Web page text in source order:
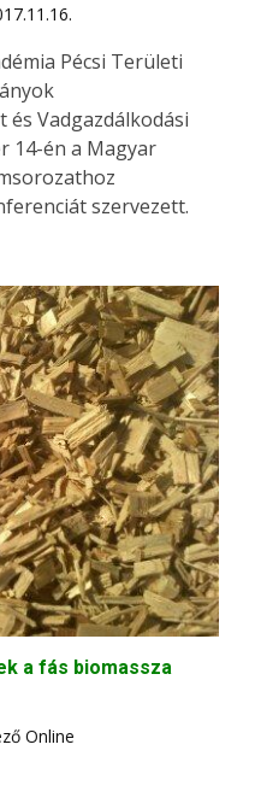
Pécsi Területi
és Vadgazdálkodási
14-én a Magyar
szervezett.
a fás biomassza
Online